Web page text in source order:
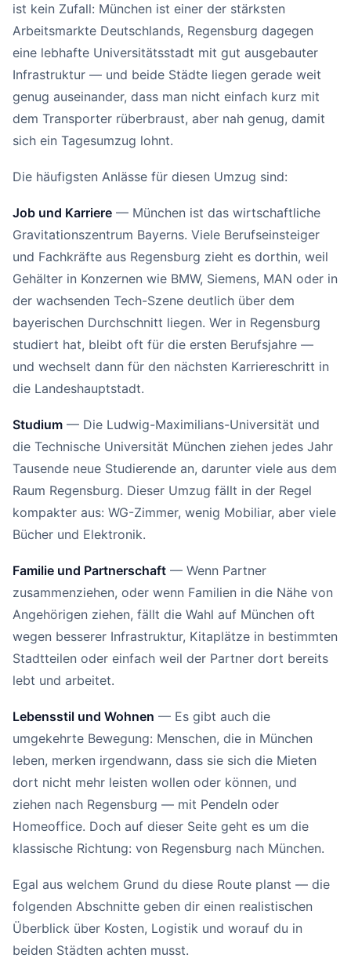
ist kein Zufall: München ist einer der stärksten
Arbeitsmarkte Deutschlands, Regensburg dagegen
eine lebhafte Universitätsstadt mit gut ausgebauter
Infrastruktur — und beide Städte liegen gerade weit
genug auseinander, dass man nicht einfach kurz mit
dem Transporter rüberbraust, aber nah genug, damit
sich ein Tagesumzug lohnt.
Die häufigsten Anlässe für diesen Umzug sind:
Job und Karriere — München ist das wirtschaftliche
Gravitationszentrum Bayerns. Viele Berufseinsteiger
und Fachkräfte aus Regensburg zieht es dorthin, weil
Gehälter in Konzernen wie BMW, Siemens, MAN oder in
der wachsenden Tech-Szene deutlich über dem
bayerischen Durchschnitt liegen. Wer in Regensburg
studiert hat, bleibt oft für die ersten Berufsjahre —
und wechselt dann für den nächsten Karriereschritt in
die Landeshauptstadt.
Studium — Die Ludwig-Maximilians-Universität und
die Technische Universität München ziehen jedes Jahr
Tausende neue Studierende an, darunter viele aus dem
Raum Regensburg. Dieser Umzug fällt in der Regel
kompakter aus: WG-Zimmer, wenig Mobiliar, aber viele
Bücher und Elektronik.
Familie und Partnerschaft — Wenn Partner
zusammenziehen, oder wenn Familien in die Nähe von
Angehörigen ziehen, fällt die Wahl auf München oft
wegen besserer Infrastruktur, Kitaplätze in bestimmten
Stadtteilen oder einfach weil der Partner dort bereits
lebt und arbeitet.
Lebensstil und Wohnen — Es gibt auch die
umgekehrte Bewegung: Menschen, die in München
leben, merken irgendwann, dass sie sich die Mieten
dort nicht mehr leisten wollen oder können, und
ziehen nach Regensburg — mit Pendeln oder
Homeoffice. Doch auf dieser Seite geht es um die
klassische Richtung: von Regensburg nach München.
Egal aus welchem Grund du diese Route planst — die
folgenden Abschnitte geben dir einen realistischen
Überblick über Kosten, Logistik und worauf du in
beiden Städten achten musst.